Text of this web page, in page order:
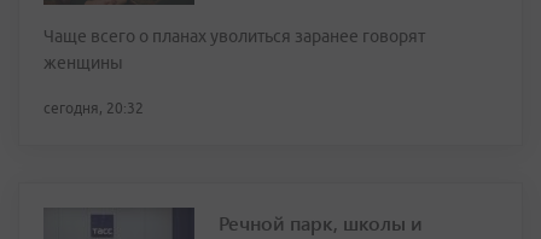
Чаще всего о планах уволиться заранее говорят
женщины
сегодня, 20:32
Речной парк, школы и